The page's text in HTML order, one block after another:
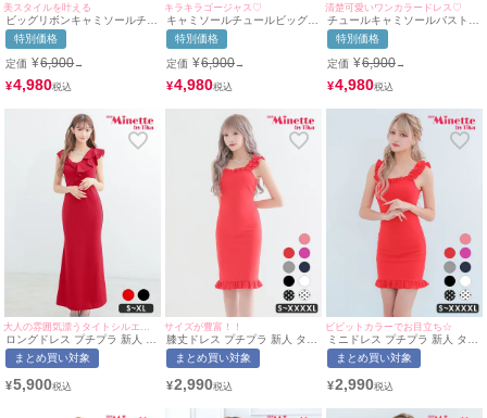
美スタイルを叶える
ビッグリボンキャミソールチュ
ールバストスパンコールギャザ
ーラップタイトミニドレス (S
サイズ～Lサイズ) (せいせい/キ
ャバドレス着用) 商品 [Tika/テ
ィカ]
特別価格
定価 ¥6,900→
¥4,980
キラキラゴージャス♡
キャミソールチュールビッグリ
ボンバストスパンコールギャザ
ーラップタイトミニドレス (S
サイズ～Lサイズ) (せいせい/キ
ャバドレス着用) 商品 [Tika/テ
ィカ]
特別価格
定価 ¥6,900→
¥4,980
清楚可愛いワンカラードレス♡
チュールキャミソールバストリ
ボンラップタイトミニドレス
(Sサイズ～Lサイズ) (重川茉弥/
キャバドレス着用) [Tika/ティ
カ]
特別価格
定価 ¥6,900→
¥4,980
ロングドレス プチプラ 新人 タ
イト セクシー ラウンジ ノース
リーブ 胸元隠し フリル 赤 キ
イズ対応) | myMinette/マイミ
まとめ買い対象
¥5,900
サイズが豊富！！
膝丈ドレス プチプラ 新人 タイ
ト ワンピース ノースリーブ 低
身長 胸元隠し 背中魅せ スクエ
赤 キャバドレス (ひなたまる着
myMinette/マイミネット
まとめ買い対象
¥2,990
ビビットカラーでお目立ち☆
ミニドレス プチプラ 新人 タイ
ト ワンピース ノースリーブ ド
ット柄 低身長 胸元隠し 背中魅
赤 キャバドレス (林姫奈妙着
myMinette/マイミネット
まとめ買い対象
¥2,990